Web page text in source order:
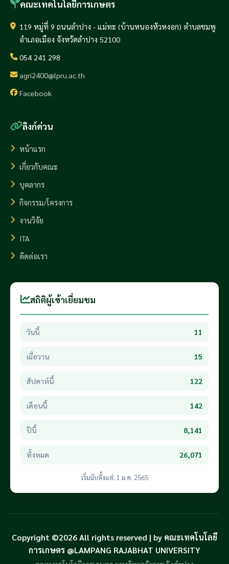
คณะเทคโนโลยีการเกษตร
119 หมู่ที่ 9 ถนนลำปาง - แม่ทะ (บ้านหนองหัวหงอก) ตำบลชมพู
อำเภอเมือง จังหวัดลำปาง 52100
054 241 298
agri2400@lpru.ac.th
Facebook
ลิงก์ด่วน
หน้าแรก
เกี่ยวกับคณะ
บุคลากร
กิจกรรม/โครงการ
งานวิจัย
ITA
ติดต่อเรา
สถิติผู้เข้าเยี่ยมชม
วันนี้ 11
เมื่อวาน 15
สัปดาห์นี้ 122
เดือนนี้ 142
ปีนี้ 8,141
ทั้งหมด 26,071
เริ่มนับตั้งแต่: 1 ม.ค. 2565
Copyright ©2026 All rights reserved | by คณะเทคโนโลยี
การเกษตร @LAMPANG RAJABHAT UNIVERSITY